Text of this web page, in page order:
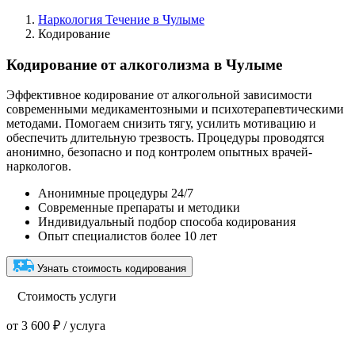
Наркология Течение в Чулыме
Кодирование
Кодирование от алкоголизма в Чулыме
Эффективное кодирование от алкогольной зависимости
современными медикаментозными и психотерапевтическими
методами. Помогаем снизить тягу, усилить мотивацию и
обеспечить длительную трезвость. Процедуры проводятся
анонимно, безопасно и под контролем опытных врачей-
наркологов.
Анонимные процедуры 24/7
Современные препараты и методики
Индивидуальный подбор способа кодирования
Опыт специалистов более 10 лет
Узнать стоимость кодирования
Стоимость услуги
от 3 600 ₽ / услуга